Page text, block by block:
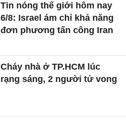
Tin nóng thế giới hôm nay
6/8: Israel ám chỉ khả năng
đơn phương tấn công Iran
Cháy nhà ở TP.HCM lúc
rạng sáng, 2 người tử vong